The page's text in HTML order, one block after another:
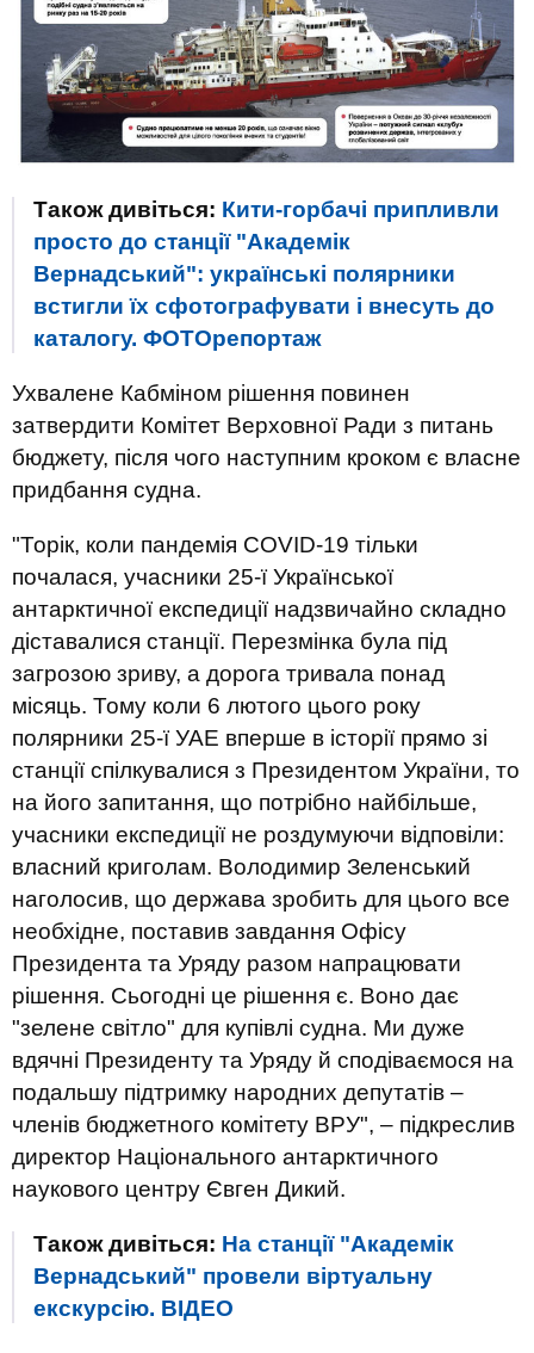
Також дивіться: Кити-горбачі припливли
просто до станції "Академік
Вернадський": українські полярники
встигли їх сфотографувати і внесуть до
каталогу. ФОТОрепортаж
Ухвалене Кабміном рішення повинен
затвердити Комітет Верховної Ради з питань
бюджету, після чого наступним кроком є ​​власне
придбання судна.
"Торік, коли пандемія COVID-19 тільки
почалася, учасники 25-ї Української
антарктичної експедиції надзвичайно складно
діставалися станції. Перезмінка була під
загрозою зриву, а дорога тривала понад
місяць. Тому коли 6 лютого цього року
полярники 25-ї УАЕ вперше в історії прямо зі
станції спілкувалися з Президентом України, то
на його запитання, що потрібно найбільше,
учасники експедиції не роздумуючи відповіли:
власний криголам. Володимир Зеленський
наголосив, що держава зробить для цього все
необхідне, поставив завдання Офісу
Президента та Уряду разом напрацювати
рішення. Сьогодні це рішення є. Воно дає
"зелене світло" для купівлі судна. Ми дуже
вдячні Президенту та Уряду й сподіваємося на
подальшу підтримку народних депутатів –
членів бюджетного комітету ВРУ", – підкреслив
директор Національного антарктичного
наукового центру Євген Дикий.
Також дивіться: На станції "Академік
Вернадський" провели віртуальну
екскурсію. ВIДЕО